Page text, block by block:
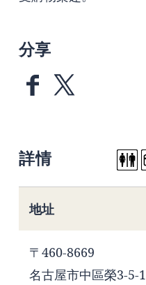
分享
詳情
地址
〒460-8669
名古屋市中區榮3-5-1